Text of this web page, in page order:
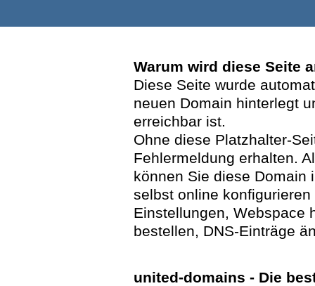
Warum wird diese Seite
Diese Seite wurde
neuen Domain hinterlegt
erreichbar ist.
Ohne diese Platzhalter-
Fehlermeldung erhalten.
können Sie diese Domain
selbst online
Einstellungen, Webspace
bestellen, DNS-Einträge
united-domains - Die